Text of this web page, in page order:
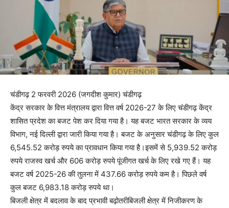
चंडीगढ़ 2 फरवरी 2026 (जगदीश कुमार) चंडीगढ़
केंद्र सरकार के वित्त मंत्रालय द्वारा वित्त वर्ष 2026-27 के लिए चंडीगढ़ केंद्र
शासित प्रदेश का बजट पेश कर दिया गया है। यह बजट भारत सरकार के व्यय
विभाग, नई दिल्ली द्वारा जारी किया गया है। बजट के अनुसार चंडीगढ़ के लिए कुल
6,545.52 करोड़ रुपये का प्रावधान किया गया है।इसमें से 5,939.52 करोड़
रुपये राजस्व खर्च और 606 करोड़ रुपये पूंजीगत खर्च के लिए रखे गए हैं। यह
बजट वर्ष 2025-26 की तुलना में 437.66 करोड़ रुपये कम है। पिछले वर्ष
कुल बजट 6,983.18 करोड़ रुपये था।
बिजली क्षेत्र में बदलाव के बाद प्रभावी बढ़ोतरीबिजली क्षेत्र में निजीकरण के